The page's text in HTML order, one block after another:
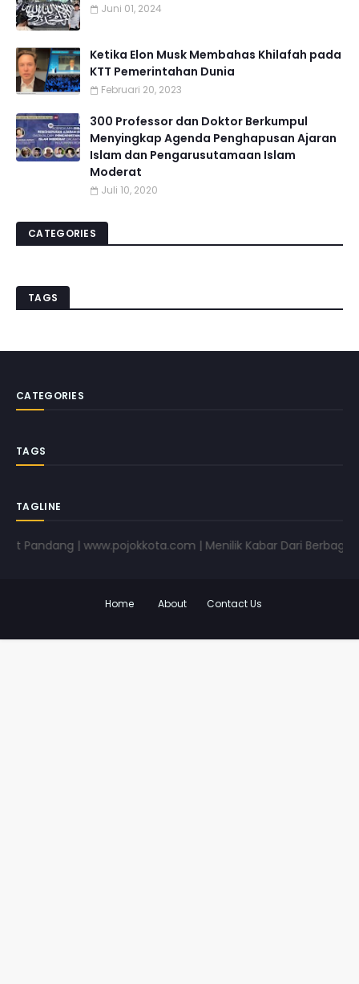
Juni 01, 2024
Ketika Elon Musk Membahas Khilafah pada
KTT Pemerintahan Dunia
Februari 20, 2023
300 Professor dan Doktor Berkumpul
Menyingkap Agenda Penghapusan Ajaran
Islam dan Pengarusutamaan Islam
Moderat
Juli 10, 2020
CATEGORIES
TAGS
CATEGORIES
TAGS
TAGLINE
| www.pojokkota.com | Menilik Kabar Dari Berbagai
Home About Contact Us